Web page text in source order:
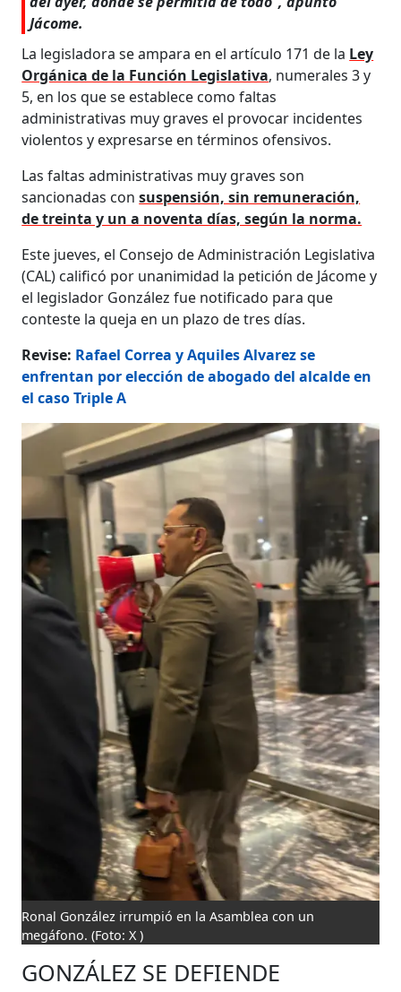
Jácome.
La legisladora se ampara en el artículo 171 de la Ley
Orgánica de la Función Legislativa, numerales 3 y
5, en los que se establece como faltas
administrativas muy graves el provocar incidentes
violentos y expresarse en términos ofensivos.
Las faltas administrativas muy graves son
sancionadas consuspensión, sin remuneración,
de treinta y un a noventa días, según la norma.
Este jueves, el Consejo de Administración Legislativa
(CAL) calificó por unanimidad la petición de Jácome y
el legislador González fue notificado para que
conteste la queja en un plazo de tres días.
Revise: Rafael Correa y Aquiles Alvarez se
enfrentan por elección de abogado del alcalde en
el caso Triple A
Ronal González irrumpió en la Asamblea con un
megáfono.(Foto: X )
GONZÁLEZ SE DEFIENDE